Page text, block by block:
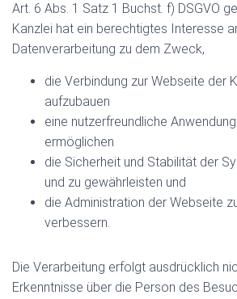
Art. 6 Abs. 1 Satz 1 Buchst. f) DSGVO
Kanzlei hat ein berechtigtes Interesse
Datenverarbeitung zu dem Zweck,
die Verbindung zur Webseite der
aufzubauen
eine nutzerfreundliche
ermöglichen
die Sicherheit und Stabilität der
und zu gewährleisten und
die Administration der Webseite
verbessern.
Die Verarbeitung erfolgt ausdrücklich
Erkenntnisse über die Person des